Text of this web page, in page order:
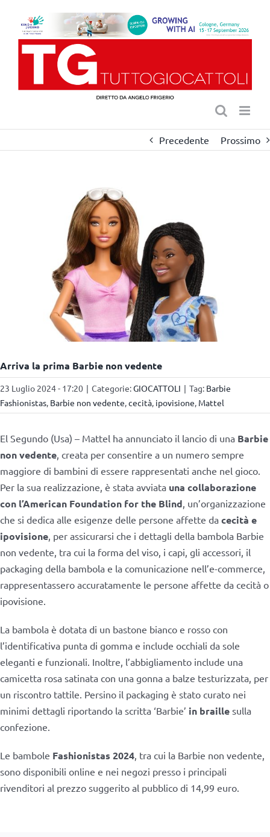
contenuto
Precedente Prossimo
Arriva la prima Barbie non vedente
23 Luglio 2024 - 17:20 | Categorie:GIOCATTOLI | Tag: Barbie
Fashionistas, Barbie non vedente,cecità, ipovisione, Mattel
El Segundo (Usa) – Mattel ha annunciato il lancio di una Barbie
non vedente, creata per consentire a un numero sempre
maggiore di bambini di essere rappresentati anche nel gioco.
Per la sua realizzazione, è stata avviata una collaborazione
con l’American Foundation for the Blind, un’organizzazione
che si dedica alle esigenze delle persone affette da cecità e
ipovisione, per assicurarsi che i dettagli della bambola Barbie
non vedente, tra cui la forma del viso, i capi, gli accessori, il
packaging della bambola e la comunicazione nell’e-commerce,
rappresentassero accuratamente le persone affette da cecità o
ipovisione.
La bambola è dotata di un bastone bianco e rosso con
l’identificativa punta di gomma e include occhiali da sole
eleganti e funzionali. Inoltre, l’abbigliamento include una
camicetta rosa satinata con una gonna a balze testurizzata, per
un riscontro tattile. Persino il packaging è stato curato nei
minimi dettagli riportando la scritta ‘Barbie’ in braille sulla
confezione.
Le bambole Fashionistas 2024, tra cui la Barbie non vedente,
sono disponibili online e nei negozi presso i principali
rivenditori al prezzo suggerito al pubblico di 14,99 euro.